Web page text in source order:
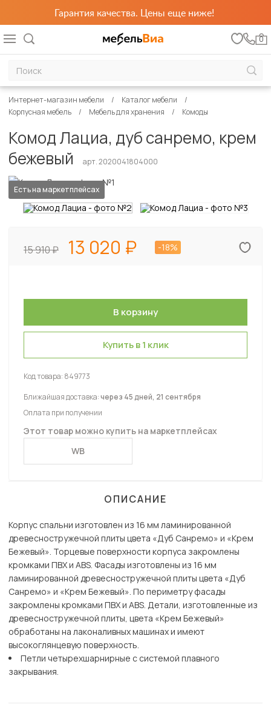
Гарантия качества. Цены еще ниже!
0
Интернет-магазин мебели
Каталог мебели
Корпусная мебель
Мебель для хранения Комоды
Комод Лациа, дуб санремо, крем
бежевый
арт. 2020041804000
Есть на маркетплейсах
15 910 13 020 -18%
Купить в 1 клик
Код товара: 849773
Ближайшая доставка:через 45 дней, 21 сентября
Оплата при получении
Этот товар можно купить на маркетплейсах
WB
ОПИСАНИЕ
Корпус спальни изготовлен из 16 мм ламинированной
древесностружечной плиты цвета «Дуб Санремо» и «Крем
Бежевый». Торцевые поверхности корпуса закромлены
кромками ПВХ и ABS. Фасады изготовлены из 16 мм
ламинированной древесностружечной плиты цвета «Дуб
Санремо» и «Крем Бежевый». По периметру фасады
закромлены кромками ПВХ и ABS. Детали, изготовленные из
древесностружечной плиты, цвета «Крем Бежевый»
обработаны на лаконаливных машинах и имеют
высокоглянцевую поверхность.
Петли четырехшарнирные с системой плавного
закрывания.